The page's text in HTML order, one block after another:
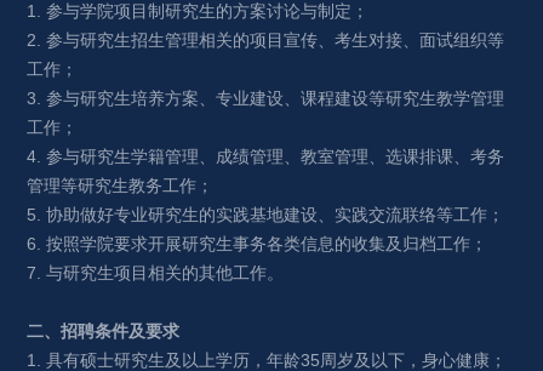
1. 参与学院项目制研究生的方案讨论与制定；
2. 参与研究生招生管理相关的项目宣传、考生对接、面试组织等
工作；
3. 参与研究生培养方案、专业建设、课程建设等研究生教学管理
工作；
4. 参与研究生学籍管理、成绩管理、教室管理、选课排课、考务
管理等研究生教务工作；
5. 协助做好专业研究生的实践基地建设、实践交流联络等工作；
6. 按照学院要求开展研究生事务各类信息的收集及归档工作；
7. 与研究生项目相关的其他工作。
二、招聘条件及要求
1. 具有硕士研究生及以上学历，年龄35周岁及以下，身心健康；